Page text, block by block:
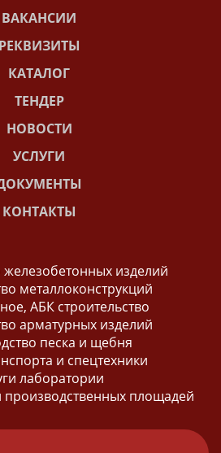
ВАКАНСИИ
РЕКВИЗИТЫ
КАТАЛОГ
ТЕНДЕР
НОВОСТИ
УСЛУГИ
КОНТАКТЫ
изделий
металлоконструкций
АБК строительство
арматурных изделий
песка и щебня
и спецтехники
лаборатории
площадей